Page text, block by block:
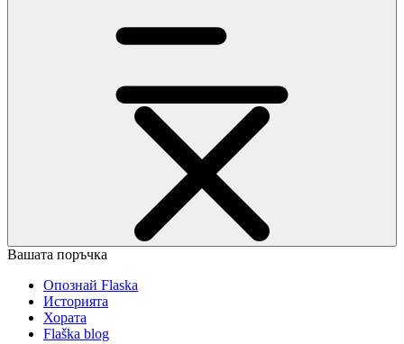
Вашата поръчка
Опознай Flaska
Историята
Хората
Flaška blog